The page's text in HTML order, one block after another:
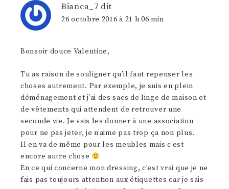
Bianca_7 dit
26 octobre 2016 à 21 h 06 min
Bonsoir douce Valentine,
Tu as raison de souligner qu’il faut repenser les
choses autrement. Par exemple, je suis en plein
déménagement et j’ai des sacs de linge de maison et
de vêtements qui attendent de retrouver une
seconde vie. Je vais les donner à une association
pour ne pas jeter, je n’aime pas trop ça non plus.
Il en va de même pour les meubles mais c’est
encore autre chose
En ce qui concerne mon dressing, c’est vrai que je ne
fais pas toujours attention aux étiquettes car je sais